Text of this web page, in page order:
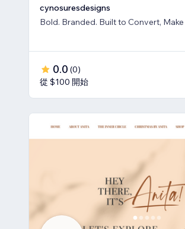
cynosuresdesigns
Bold. Branded. Built to Convert, Make
0.0 (0)
從 $100 開始